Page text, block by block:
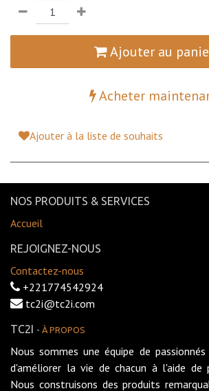
Ajouter au
Acheter
Ajouter à la liste de souhaits
NOS PRODUITS & SERVICES
Accueil
REJOIGNEZ-NOUS
Contactez-nous
+221774542924
tc2i@tc2i.com
TC2I - À PROPOS
Nous sommes une équipe de
d'améliorer la vie de chacun à l'aide de
Nous construisons des produits